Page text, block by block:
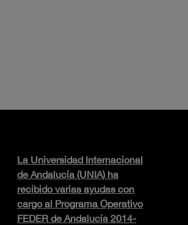
La Universidad Internacional
de Andalucía (UNIA) ha
recibido varias ayudas con
cargo al Programa Operativo
FEDER de Andalucía 2014-